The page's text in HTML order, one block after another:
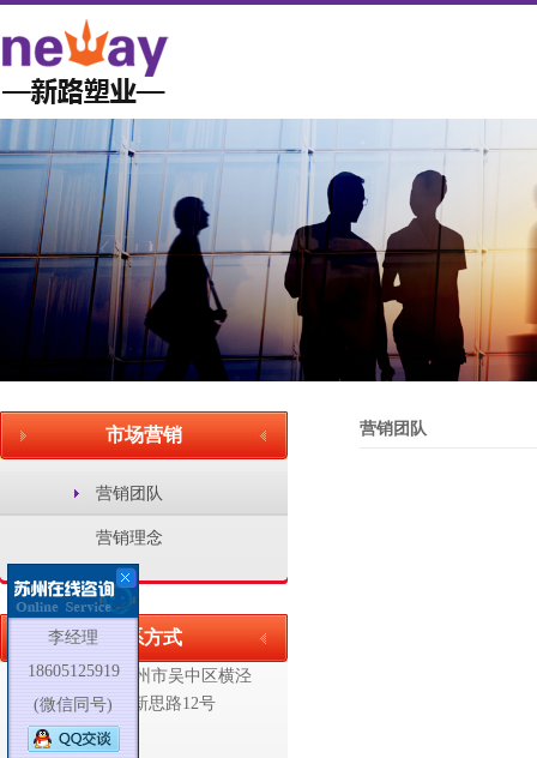
市场营销
营销团队
营销理念
联系方式
地 址：江苏省苏州市吴中区横泾
工业园区新思路12号
联系人:
营销团队
李经理
18605125919
(微信同号)